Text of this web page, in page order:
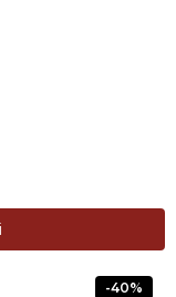
lahko izberete na
-40%